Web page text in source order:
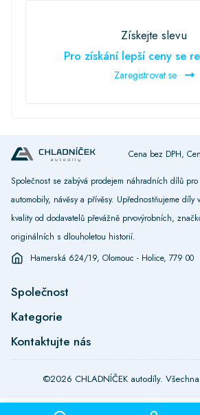
Získejte slevu
Pro získání lepší ceny se
Zaregistrovat se
Cena bez DPH,
Společnost se zabývá prodejem náhradních dílů
automobily, návěsy a přívěsy. Upřednostňujeme díly
kvality od dodavatelů převážně prvovýrobních,
originálních s dlouholetou historií.
Hamerská 624/19, Olomouc - Holice, 779 00
Společnost
Kategorie
Kontaktujte nás
©2026 CHLADNÍČEK autodíly.